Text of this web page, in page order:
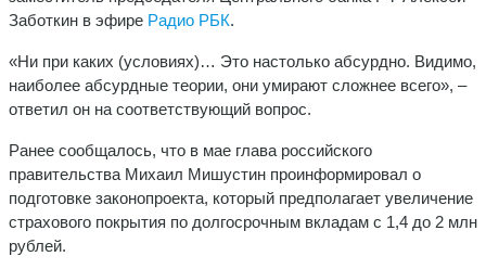
Заботкин в эфире Радио РБК.
«Ни при каких (условиях)… Это настолько абсурдно. Видимо,
наиболее абсурдные теории, они умирают сложнее всего», –
ответил он на соответствующий вопрос.
Ранее сообщалось, что в мае глава российского
правительства Михаил Мишустин проинформировал о
подготовке законопроекта, который предполагает увеличение
страхового покрытия по долгосрочным вкладам с 1,4 до 2 млн
рублей.